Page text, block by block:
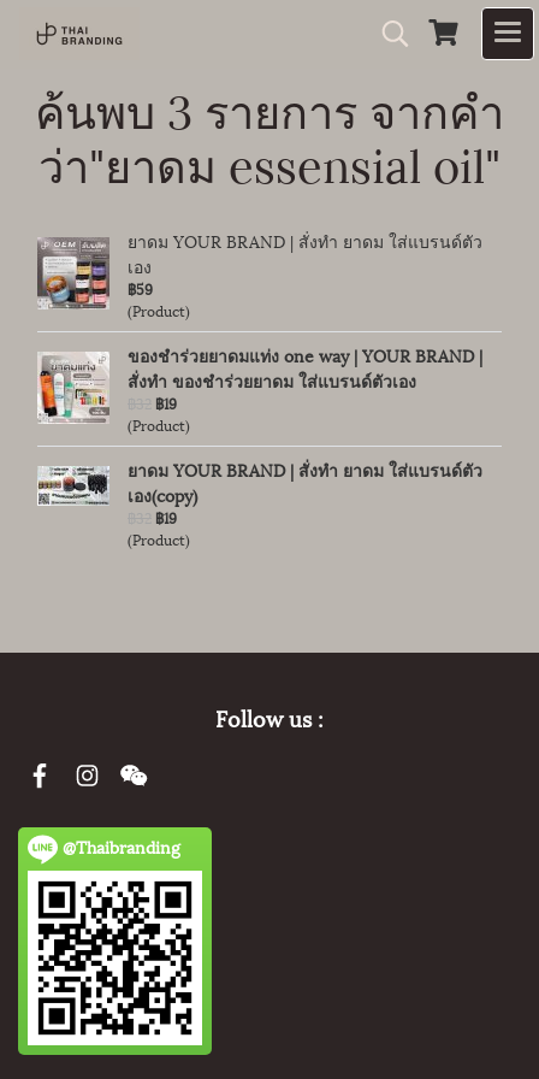
ค้นพบ 3 รายการ จากคำ
ว่า"ยาดม essensial oil"
ยาดม YOUR BRAND | สั่งทำ ยาดม ใส่แบรนด์ตัว
เอง
฿59
(Product)
ของชำร่วยยาดมแท่ง one way | YOUR BRAND |
สั่งทำ ของชำร่วยยาดม ใส่แบรนด์ตัวเอง
฿19
(Product)
ยาดม YOUR BRAND | สั่งทำ ยาดม ใส่แบรนด์ตัว
เอง(copy)
฿19
(Product)
Follow us :
@Thaibranding